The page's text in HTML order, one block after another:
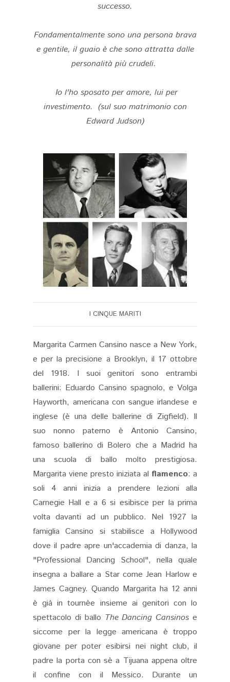
successo.
Fondamentalmente sono una persona brava
e gentile, il guaio è che sono attratta dalle
personalità più crudeli.
Io l'ho sposato per amore, lui per
investimento. (sul suo matrimonio con
Edward Judson)
I CINQUE MARITI
Margarita Carmen Cansino nasce a New York,
e per la precisione a Brooklyn, il 17 ottobre
del 1918. I suoi genitori sono entrambi
ballerini: Eduardo Cansino spagnolo, e Volga
Hayworth, americana con sangue irlandese e
inglese (è una delle ballerine di Zigfield). Il
suo nonno paterno è Antonio Cansino,
famoso ballerino di Bolero che a Madrid ha
una scuola di ballo molto prestigiosa.
Margarita viene presto iniziata al flamenco: a
soli 4 anni inizia a prendere lezioni alla
Carnegie Hall e a 6 si esibisce per la prima
volta davanti ad un pubblico. Nel 1927 la
famiglia Cansino si stabilisce a Hollywood
dove il padre apre un'accademia di danza, la
"Professional Dancing School", nella quale
insegna a ballare a Star come Jean Harlow e
James Cagney. Quando Margarita ha 12 anni
è già in tournèe insieme ai genitori con lo
spettacolo di ballo The Dancing Cansinos e
siccome per la legge americana è troppo
giovane per poter esibirsi nei night club, il
padre la porta con sè a Tijuana appena oltre
il confine con il Messico. Durante un